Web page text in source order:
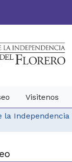
Visitenos
la Independencia